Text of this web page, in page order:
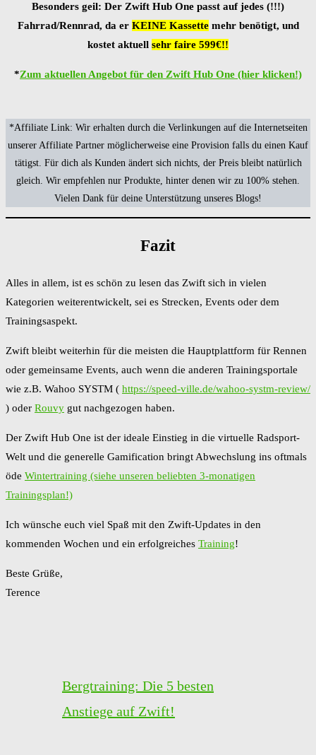
Besonders geil: Der Zwift Hub One passt auf jedes (!!!)
Fahrrad/Rennrad, da er KEINE Kassettemehr benötigt, und
kostet aktuell sehr faire 599€!!
*Zum aktuellen Angebot für den Zwift Hub One (hier klicken!)
*Affiliate Link: Wir erhalten durch die Verlinkungen auf die Internetseiten
unserer Affiliate Partner möglicherweise eine Provision falls du einen Kauf
tätigst. Für dich als Kunden ändert sich nichts, der Preis bleibt natürlich
gleich. Wir empfehlen nur Produkte, hinter denen wir zu 100% stehen.
Vielen Dank für deine Unterstützung unseres Blogs!
Fazit
Alles in allem, ist es schön zu lesen das Zwift sich in vielen
Kategorien weiterentwickelt, sei es Strecken, Events oder dem
Trainingsaspekt.
Zwift bleibt weiterhin für die meisten die Hauptplattform für Rennen
oder gemeinsame Events, auch wenn die anderen Trainingsportale
wie z.B. Wahoo SYSTM ( https://speed-ville.de/wahoo-systm-review/
) oder Rouvy gut nachgezogen haben.
Der Zwift Hub One ist der ideale Einstieg in die virtuelle Radsport-
Welt und die generelle Gamification bringt Abwechslung ins oftmals
öde Wintertraining (siehe unseren beliebten 3-monatigen
Trainingsplan!)
Ich wünsche euch viel Spaß mit den Zwift-Updates in den
kommenden Wochen und ein erfolgreiches Training!
Beste Grüße,
Terence
Bergtraining: Die 5 besten
Anstiege auf Zwift!